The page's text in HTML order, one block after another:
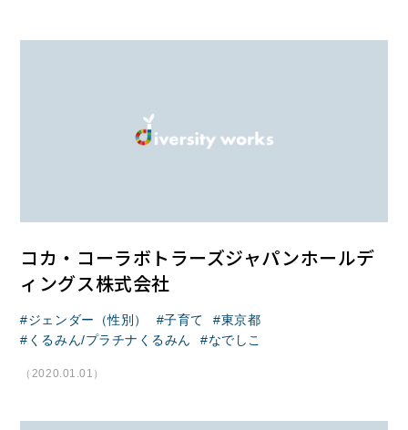
コカ・コーラボトラーズジャパンホールデ
ィングス株式会社
ジェンダー（性別） 子育て
東京都
くるみん/プラチナくるみん
なでしこ
（2020.01.01）